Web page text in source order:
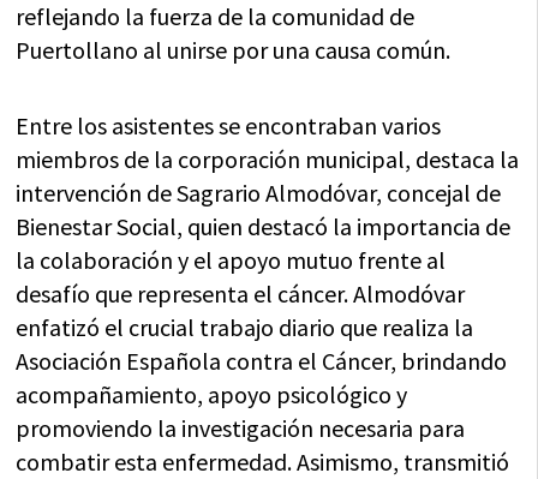
reflejando la fuerza de la comunidad de
Puertollano al unirse por una causa común.
Entre los asistentes se encontraban varios
miembros de la corporación municipal, destaca la
intervención de Sagrario Almodóvar, concejal de
Bienestar Social, quien destacó la importancia de
la colaboración y el apoyo mutuo frente al
desafío que representa el cáncer. Almodóvar
enfatizó el crucial trabajo diario que realiza la
Asociación Española contra el Cáncer, brindando
acompañamiento, apoyo psicológico y
promoviendo la investigación necesaria para
combatir esta enfermedad. Asimismo, transmitió